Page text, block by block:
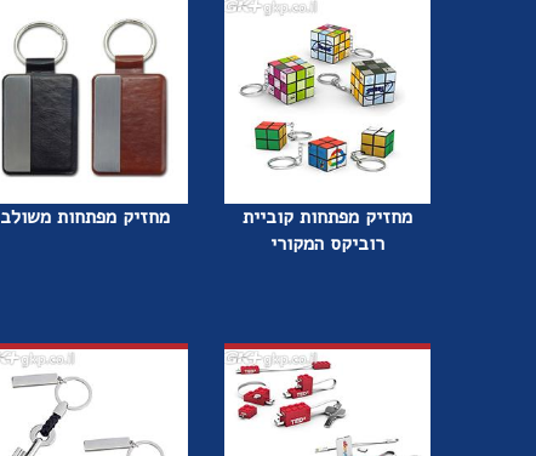
מחזיק מפתחות קוביית
רוביקס המקורי
מחזיק מפתחות משולב